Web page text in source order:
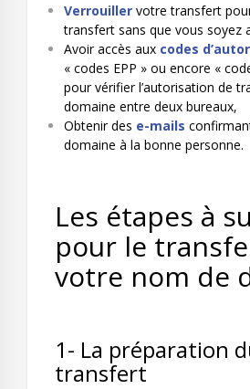
Verrouiller votre transfert
transfert sans que vous soyez
Avoir accès aux codes
« codes EPP » ou encore «
pour vérifier l’autorisation de
domaine entre deux bureaux,
Obtenir des e-mails
domaine à la bonne personne.
Les étapes à
pour le
votre nom de
1- La préparation
transfert